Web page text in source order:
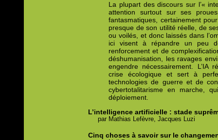
La plupart des discours sur l’«
attention surtout sur ses
fantasmatiques, certainement
presque de son utilité réelle, de
ou voilés, et donc laissés dans
ici visent à répandre un peu
renforcement et de
déshumanisation, les ravages
engendre nécessairement. L’IA
crise écologique et sert à
technologies de guerre et de
cybertotalitarisme en marche,
déploiement.
L’intelligence artificielle : stade
par Mathias Lefèvre,Jacques Luzi
Cinq choses à savoir sur le